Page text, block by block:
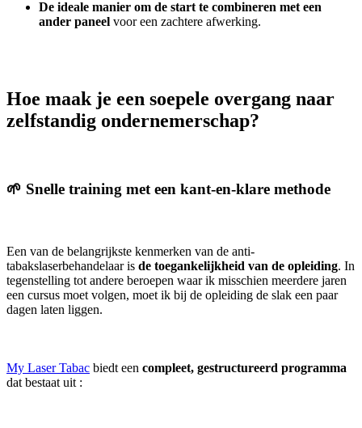
De ideale manier om de start te combineren met een
ander paneel voor een zachtere afwerking.
Hoe maak je een soepele overgang naar
zelfstandig ondernemerschap?
🌱 Snelle training met een kant-en-klare methode
Een van de belangrijkste kenmerken van de anti-
tabakslaserbehandelaar is de toegankelijkheid van de opleiding. In
tegenstelling tot andere beroepen waar ik misschien meerdere jaren
een cursus moet volgen, moet ik bij de opleiding de slak een paar
dagen laten liggen.
My Laser Tabac biedt een compleet, gestructureerd programma
dat bestaat uit :